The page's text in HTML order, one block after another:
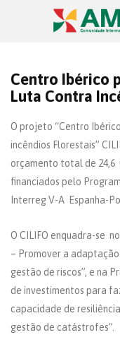
Centro Ibérico
Luta Contra
O projeto “Centro
incêndios Florestais”
orçamento total de 24,6
financiados pelo
Interreg V-A Espanha-
O CILIFO enquadra-se
– Promover a
gestão de riscos”, e na
de investimentos para
capacidade de
gestão de catástrofes”.